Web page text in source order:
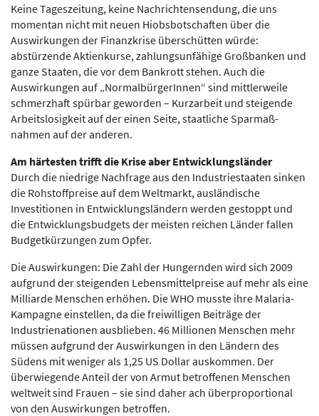
Keine Tageszeitung, keine Nachrichtensendung, die uns
momentan nicht mit neuen Hiobsbotschaften über die
Auswirkungen der Finanzkrise überschütten würde:
abstürzende Aktienkurse, zahlungsunfähige Großbanken und
ganze Staaten, die vor dem Bankrott stehen. Auch die
Auswirkungen auf „NormalbürgerInnen“ sind mittlerweile
schmerzhaft spürbar geworden – Kurzarbeit und steigende
Arbeitslosigkeit auf der einen Seite, staatliche Sparmaß-
nahmen auf der anderen.
Am härtesten trifft die Krise aber Entwicklungsländer
Durch die niedrige Nachfrage aus den Industriestaaten sinken
die Rohstoffpreise auf dem Weltmarkt, ausländische
Investitionen in Entwicklungsländern werden gestoppt und
die Entwicklungsbudgets der meisten reichen Länder fallen
Budgetkürzungen zum Opfer.
Die Auswirkungen: Die Zahl der Hungernden wird sich 2009
aufgrund der steigenden Lebensmittelpreise auf mehr als eine
Milliarde Menschen erhöhen. Die WHO musste ihre Malaria-
Kampagne einstellen, da die freiwilligen Beiträge der
Industrienationen ausblieben. 46 Millionen Menschen mehr
müssen aufgrund der Auswirkungen in den Ländern des
Südens mit weniger als 1,25 US Dollar auskommen. Der
überwiegende Anteil der von Armut betroffenen Menschen
weltweit sind Frauen – sie sind daher ach überproportional
von den Auswirkungen betroffen.